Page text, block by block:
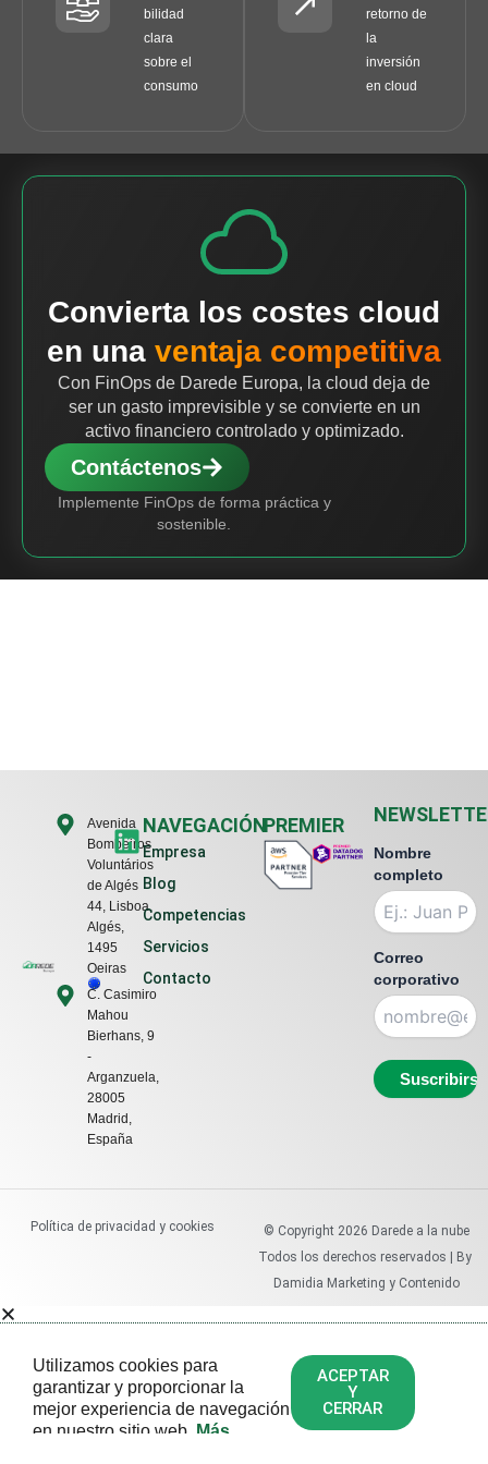
bilidad
clara
sobre el
consumo
retorno de
la
inversión
en cloud
Convierta los costes cloud
en una ventaja competitiva
Con FinOps de Darede Europa, la cloud deja de
ser un gasto imprevisible y se convierte en un
activo financiero controlado y optimizado.
Contáctenos
Implemente FinOps de forma práctica y
sostenible.
Avenida
Bombeiros
Voluntários
de Algés
44, Lisboa,
Algés,
1495
Oeiras
C. Casimiro
Mahou
Bierhans, 9
-
Arganzuela,
28005
Madrid,
España
L
i
n
k
d
i
n
NAVEGACIÓN
Empresa
Blog
Competencias
Servicios
Contacto
PREMIER
Nombre
completo
Correo
corporativo
Política de privacidad y cookies © Copyright 2026 Darede a la nube
Todos los derechos reservados | By
Damidia Marketing y Contenido
Utilizamos cookies para
garantizar y proporcionar la
mejor experiencia de navegación
en nuestro sitio web. Más
ACEPTAR
Y
CERRAR